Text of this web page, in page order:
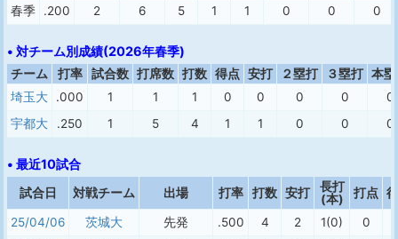
春季
.200 2 6 5 1 1 0 0 0
• 対チーム別成績(2026年春季)
チーム 打率 試合数 打席数 打数 得点 安打 ２塁打 ３塁打 本
埼玉大
.000 1 1 1 0 0 0 0
0
宇都大
.250 1 5 4 1 1 0 0 0
• 最近10試合
試合日 対戦チーム 出場 打率 打数 安打
長打
(本)
打点
25/04/06 茨城大 先発 .500 4 2 1(0) 0